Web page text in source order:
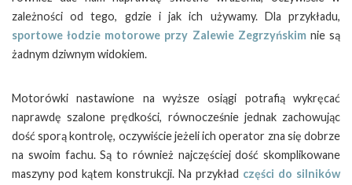
zależności od tego, gdzie i jak ich używamy. Dla przykładu,
sportowe łodzie motorowe przy Zalewie Zegrzyńskimnie są
żadnym dziwnym widokiem.
Motorówki nastawione na wyższe osiągi potrafią wykręcać
naprawdę szalone prędkości, równocześnie jednak zachowując
dość sporą kontrolę, oczywiście jeżeli ich operator zna się dobrze
na swoim fachu. Są to również najczęściej dość skomplikowane
maszyny pod kątem konstrukcji. Na przykład części do silników